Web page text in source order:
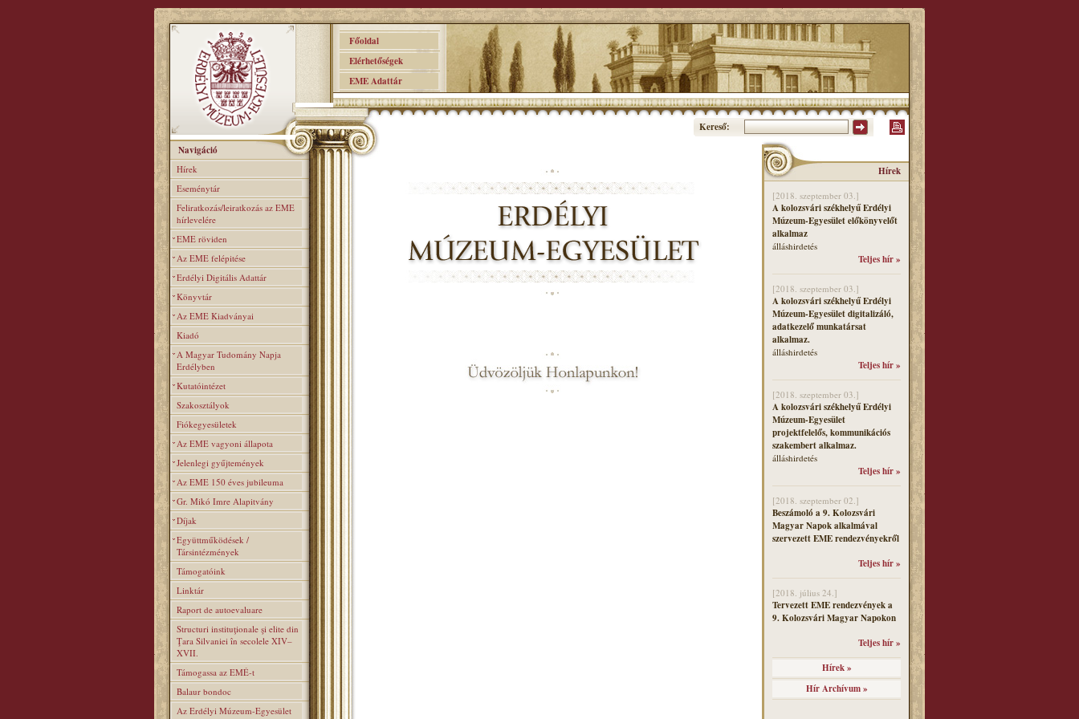
Főoldal
Elérhetőségek
EME Adattár
Kereső:
Navigáció
Hírek
Eseménytár
Feliratkozás/leiratkozás az EME
hírlevelére
EME röviden
Az EME felépitése
Erdélyi Digitális Adattár
Könyvtár
Az EME Kiadványai
Kiadó
A Magyar Tudomány Napja
Erdélyben
Kutatóintézet
Szakosztályok
Fiókegyesületek
Az EME vagyoni állapota
Jelenlegi gyűjtemények
Az EME 150 éves jubileuma
Gr. Mikó Imre Alapitvány
Díjak
Együttműködések /
Társintézmények
Támogatóink
Linktár
Raport de autoevaluare
Structuri instituţionale şi elite din
Ţara Silvaniei în secolele XIV–
XVII.
Támogassa az EMÉ-t
Balaur bondoc
Az Erdélyi Múzeum-Egyesület
Hírek
[2018. szeptember 03.]
A kolozsvári székhelyű Erdélyi
Múzeum-Egyesület előkönyvelőt
alkalmaz
álláshirdetés
Teljes hír »
[2018. szeptember 03.]
A kolozsvári székhelyű Erdélyi
Múzeum-Egyesület digitalizáló,
adatkezelő munkatársat
alkalmaz.
álláshirdetés
Teljes hír »
[2018. szeptember 03.]
A kolozsvári székhelyű Erdélyi
Múzeum-Egyesület
projektfelelős, kommunikációs
szakembert alkalmaz.
álláshirdetés
Teljes hír »
[2018. szeptember 02.]
Beszámoló a 9. Kolozsvári
Magyar Napok alkalmával
szervezett EME rendezvényekről
Teljes hír »
[2018. július 24.]
Tervezett EME rendezvények a
9. Kolozsvári Magyar Napokon
Teljes hír »
Hírek »
Hír Archívum »